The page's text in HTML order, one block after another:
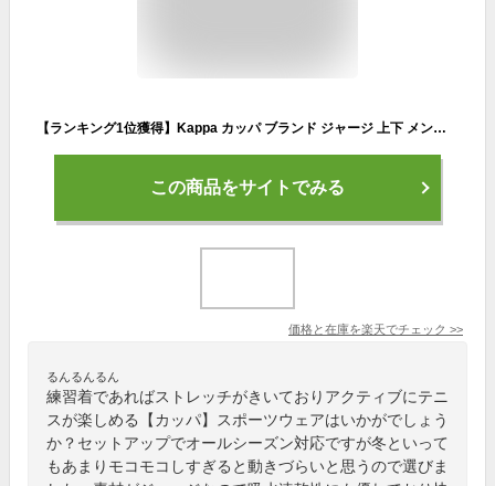
【ランキング1位獲得】Kappa カッパ ブランド ジャージ 上下 メンズ 大きいサイズ スポーツウェア ランニングウェア トレーニングウェア 別注 セットアップ パーカー ストレッチ 切替 春 夏 秋 冬 白 赤 青 黒 4L 5L 6L MRU
この商品をサイトでみる
価格と在庫を楽天でチェック >>
るんるんるん
練習着であればストレッチがきいておりアクティブにテニ
スが楽しめる【カッパ】スポーツウェアはいかがでしょう
か？セットアップでオールシーズン対応ですが冬といって
もあまりモコモコしすぎると動きづらいと思うので選びま